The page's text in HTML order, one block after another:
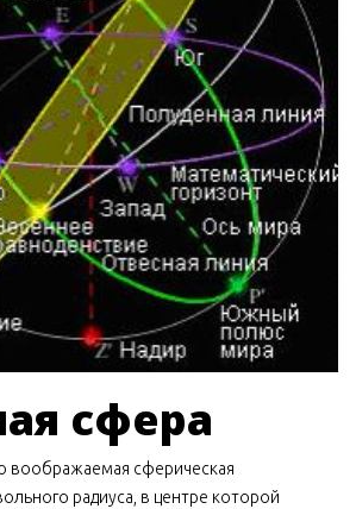
сфера
воображаемая сферическая
радиуса, в центре которой